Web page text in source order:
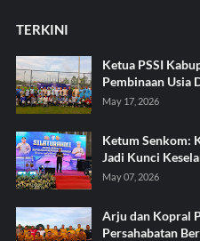
TERKINI
Ketua PSSI
Pembinaan Usia
May 17, 2026
Ketum Senkom:
Jadi Kunci
May 07, 2026
Arju dan Kopral
Persahabatan